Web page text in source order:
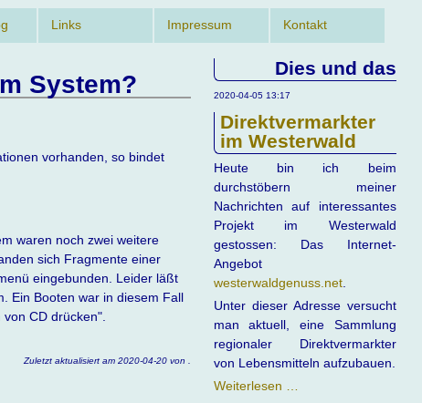
Links Impressum Kontakt
System?
vorhanden, so bindet
waren noch zwei weitere
sich Fragmente einer
eingebunden. Leider läßt
Ein Booten war in diesem Fall
CD drücken".
Zuletzt aktualisiert am 2020-04-20 von .
Dies und das
2020-04-05 13:17
Direktvermarkter
im Westerwald
Heute bin ich beim
durchstöbern meiner
Nachrichten auf interessantes
Projekt im Westerwald
gestossen: Das Internet-
Angebot
westerwaldgenuss.net.
Unter dieser Adresse versucht
man aktuell, eine Sammlung
regionaler Direktvermarkter
von Lebensmitteln aufzubauen.
Weiterlesen …